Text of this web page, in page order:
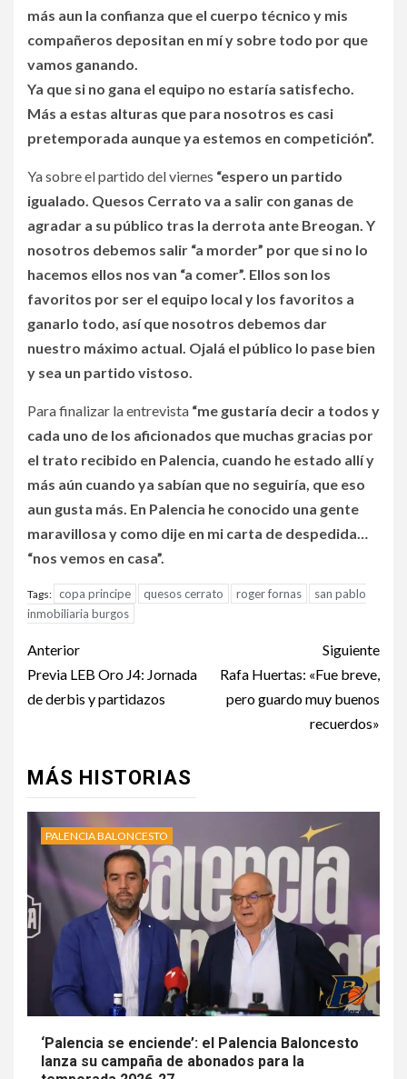
más aun la confianza que el cuerpo técnico y mis
compañeros depositan en mí y sobre todo por que
vamos ganando.
Ya que si no gana el equipo no estaría satisfecho.
Más a estas alturas que para nosotros es casi
pretemporada aunque ya estemos en competición”.
Ya sobre el partido del viernes “espero un partido
igualado. Quesos Cerrato va a salir con ganas de
agradar a su público tras la derrota ante Breogan. Y
nosotros debemos salir “a morder” por que si no lo
hacemos ellos nos van “a comer”. Ellos son los
favoritos por ser el equipo local y los favoritos a
ganarlo todo, así que nosotros debemos dar
nuestro máximo actual. Ojalá el público lo pase bien
y sea un partido vistoso.
Para finalizar la entrevista “me gustaría decir a todos y
cada uno de los aficionados que muchas gracias por
el trato recibido en Palencia, cuando he estado allí y
más aún cuando ya sabían que no seguiría, que eso
aun gusta más. En Palencia he conocido una gente
maravillosa y como dije en mi carta de despedida…
“nos vemos en casa”.
Tags: copa principe quesos cerrato roger fornas
san pablo
inmobiliaria burgos
Anterior
Previa LEB Oro J4: Jornada
de derbis y partidazos
Siguiente
Rafa Huertas: «Fue breve,
pero guardo muy buenos
recuerdos»
MÁS HISTORIAS
PALENCIA BALONCESTO
‘Palencia se enciende’: el Palencia Baloncesto
lanza su campaña de abonados para la